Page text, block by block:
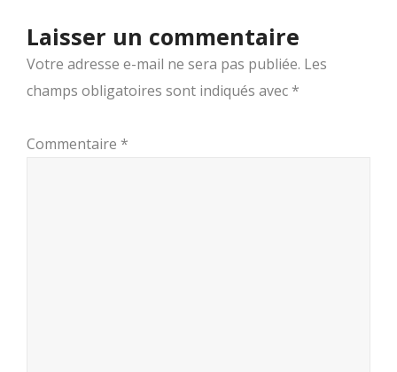
Laisser un commentaire
Votre adresse e-mail ne sera pas publiée. Les
champs obligatoires sont indiqués avec *
Commentaire *